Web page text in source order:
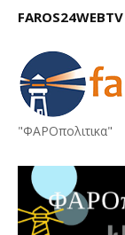
FAROS24WEBTV
"ΦΑΡΟπολιτικα"